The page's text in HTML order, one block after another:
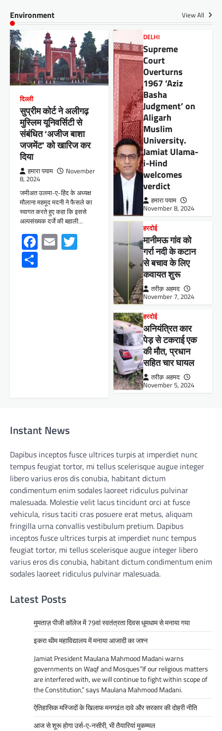
Environment View All
दिल्ली
सुप्रीम कोर्ट ने अलीगढ़
मुस्लिम यूनिवर्सिटी से
संबंधित ‘अजीज बाशा
जजमेंट’ को खारिज कर
दिया
हमारा पयाम
November
8, 2024
जमीअत उलमा-ए-हिंद के अध्यक्ष
मौलाना महमूद मदनी ने फैसले का
स्वागत करते हुए कहा कि इससे
अल्पसंख्यक दर्जे की बहाली…
Facebook
Email Twitter
DELHI
Supreme
Court
Overturns
1967 ‘Aziz
Basha
Judgment’ on
Aligarh
Muslim
University.
Jamiat Ulama-
i-Hind
welcomes
verdict
हमारा पयाम
November 8, 2024
हरदोई
मानीमऊ गांव को
गर्रा नदी के कटान
से बचाव के लिए
कवायत शुरू
तरीक़ अहमद
November 7, 2024
हरदोई
अनियंत्रित कार
पेड़ से टकराई एक
की मौत, प्रधान
सहित चार घायल
तरीक़ अहमद
November 5, 2024
Instant News
Dapibus inceptos fusce ultrices turpis at imperdiet nunc
tempus feugiat tortor, mi tellus scelerisque augue integer
libero varius eros dis conubia, habitant dictum
condimentum enim sodales laoreet ridiculus pulvinar
malesuada. Molestie velit lacus tincidunt orci at fusce
vehicula, risus taciti cras posuere erat metus, aliquam
fringilla urna convallis vestibulum pretium. Dapibus
inceptos fusce ultrices turpis at imperdiet nunc tempus
feugiat tortor, mi tellus scelerisque augue integer libero
varius eros dis conubia, habitant dictum condimentum enim
sodales laoreet ridiculus pulvinar malesuada.
Latest Posts
मुमताज़ पीजी कॉलेज में 79वां स्वतंत्रता दिवस धूमधाम से मनाया गया
इकरा थीम महाविद्यालय में मनाया आजादी का जश्न
Jamiat President Maulana Mahmood Madani warns
governments on Waqf and Mosques”If our religious matters
are interfered with, we will continue to fight within scope of
the Constitution,” says Maulana Mahmood Madani.
ऐतिहासिक मस्जिदों के खिलाफ मनगढंत दावे और सरकार की दोहरी नीति
आज से शूरू होगा उर्स-ए-नसीरी, भी तैयारियां मुकम्मल